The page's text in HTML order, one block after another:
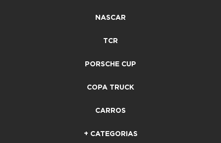
NASCAR
TCR
PORSCHE CUP
COPA TRUCK
CARROS
+ CATEGORIAS